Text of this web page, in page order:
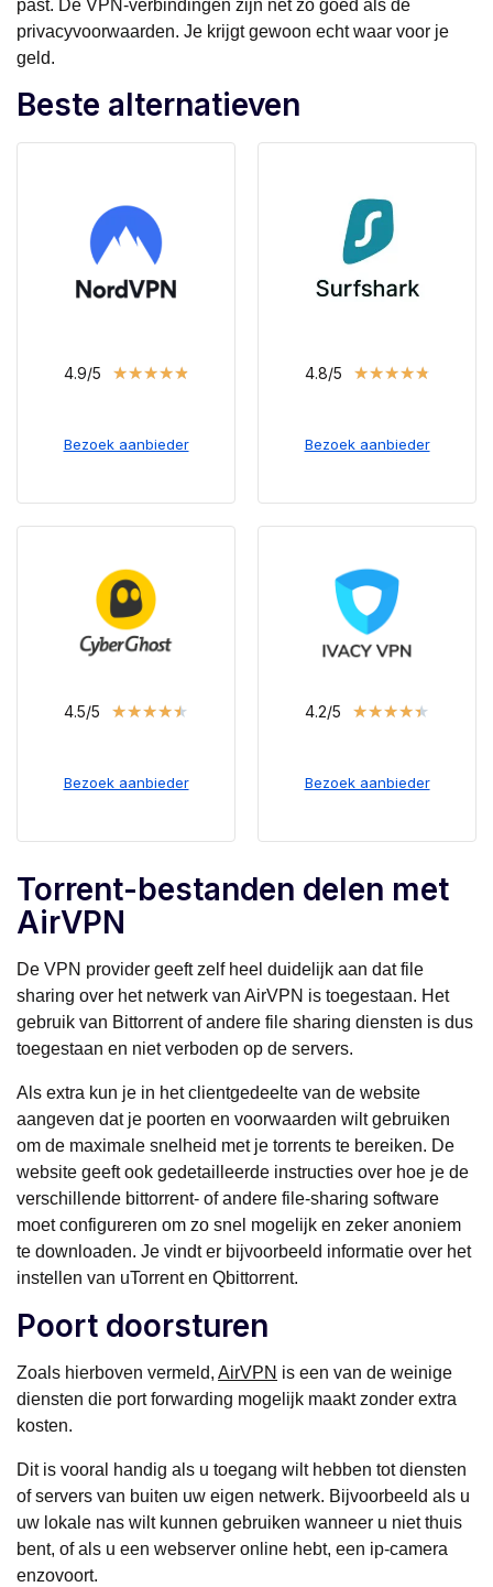
past. De VPN-verbindingen zijn net zo goed als de
privacyvoorwaarden. Je krijgt gewoon echt waar voor je
geld.
Beste alternatieven
4.9/5 ★★★★★
Bezoek aanbieder
4.8/5 ★★★★★
Bezoek aanbieder
4.5/5 ★★★★★
Bezoek aanbieder
4.2/5 ★★★★★
Bezoek aanbieder
Torrent-bestanden delen met
AirVPN
De VPN provider geeft zelf heel duidelijk aan dat file
sharing over het netwerk van AirVPN is toegestaan. Het
gebruik van Bittorrent of andere file sharing diensten is dus
toegestaan en niet verboden op de servers.
Als extra kun je in het clientgedeelte van de website
aangeven dat je poorten en voorwaarden wilt gebruiken
om de maximale snelheid met je torrents te bereiken. De
website geeft ook gedetailleerde instructies over hoe je de
verschillende bittorrent- of andere file-sharing software
moet configureren om zo snel mogelijk en zeker anoniem
te downloaden. Je vindt er bijvoorbeeld informatie over het
instellen van uTorrent en Qbittorrent.
Poort doorsturen
Zoals hierboven vermeld, AirVPN is een van de weinige
diensten die port forwarding mogelijk maakt zonder extra
kosten.
Dit is vooral handig als u toegang wilt hebben tot diensten
of servers van buiten uw eigen netwerk. Bijvoorbeeld als u
uw lokale nas wilt kunnen gebruiken wanneer u niet thuis
bent, of als u een webserver online hebt, een ip-camera
enzovoort.